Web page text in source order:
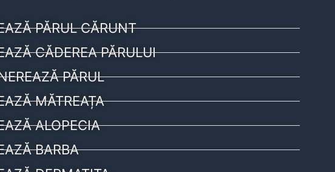
PĂRUL CĂRUNT
CĂDEREA PĂRULUI
PĂRUL
MĂTREAȚA
ALOPECIA
BARBA